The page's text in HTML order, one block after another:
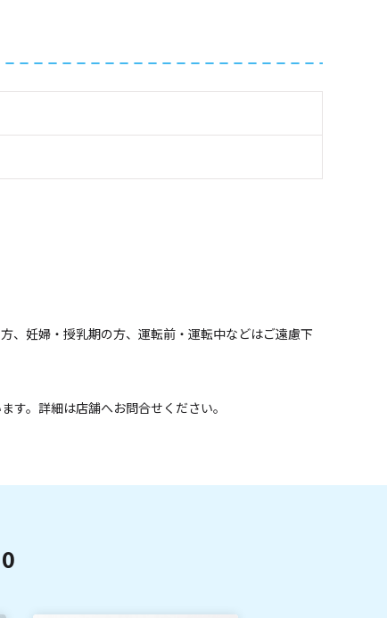
、妊婦・授乳期の方、運転前・運転中などはご遠慮下
す。詳細は店舗へお問合せください。